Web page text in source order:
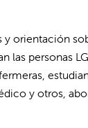
y orientación
las personas
y otros,